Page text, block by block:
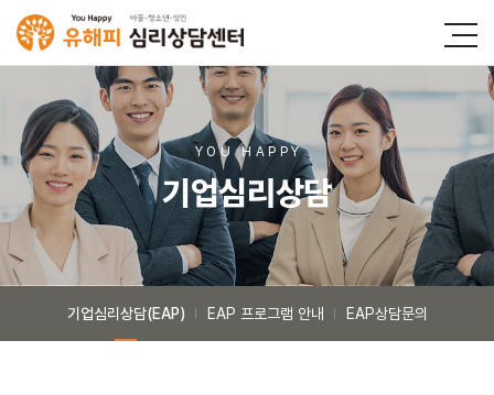
YOU HAPPY
기업심리상담
기업심리상담(EAP) EAP 프로그램 안내 EAP상담문의